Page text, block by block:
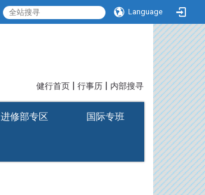
Language
健行首页 | 行事历 | 内部搜寻
进修部专区 国际专班